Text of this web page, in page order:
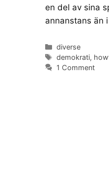
en del av sina
annanstans än
Categories
diverse
Tags
demokrati,
1 Comment